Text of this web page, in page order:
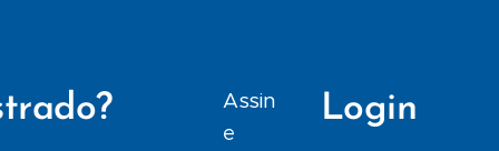
Assin
e
Login